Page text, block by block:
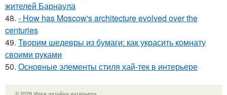
жителей Барнаула
48. - How has Moscow's architecture evolved over the
centuries
49. Творим шедевры из бумаги: как украсить комнату
своими руками
50. Основные элементы стиля хай-тек в интерьере